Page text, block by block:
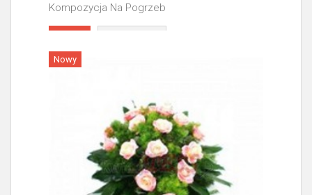
Kompozycja Na Pogrzeb
Nowy